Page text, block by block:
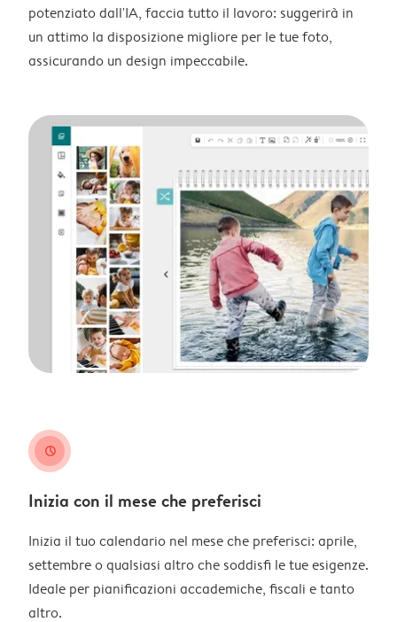
potenziato dall'IA, faccia tutto il lavoro: suggerirà in
un attimo la disposizione migliore per le tue foto,
assicurando un design impeccabile.
clock
Inizia con il mese che preferisci
Inizia il tuo calendario nel mese che preferisci: aprile,
settembre o qualsiasi altro che soddisfi le tue esigenze.
Ideale per pianificazioni accademiche, fiscali e tanto
altro.